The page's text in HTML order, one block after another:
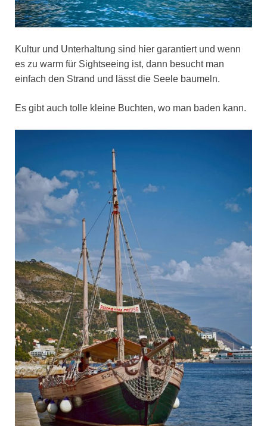
Kultur und Unterhaltung sind hier garantiert und wenn
es zu warm für Sightseeing ist, dann besucht man
einfach den Strand und lässt die Seele baumeln.
Es gibt auch tolle kleine Buchten, wo man baden kann.